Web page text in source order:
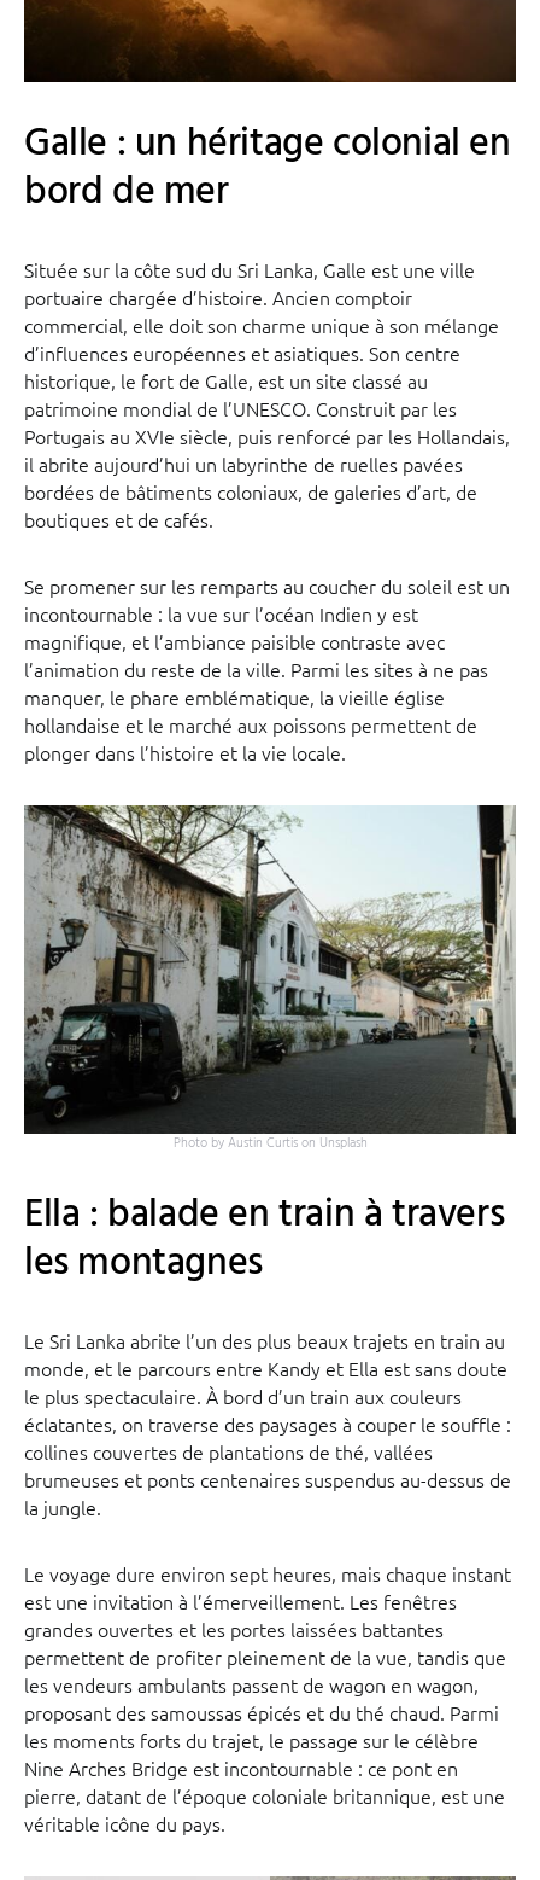
Galle : un héritage colonial en
bord de mer
Située sur la côte sud du Sri Lanka, Galle est une ville
portuaire chargée d’histoire. Ancien comptoir
commercial, elle doit son charme unique à son mélange
d’influences européennes et asiatiques. Son centre
historique, le fort de Galle, est un site classé au
patrimoine mondial de l’UNESCO. Construit par les
Portugais au XVIe siècle, puis renforcé par les Hollandais,
il abrite aujourd’hui un labyrinthe de ruelles pavées
bordées de bâtiments coloniaux, de galeries d’art, de
boutiques et de cafés.
Se promener sur les remparts au coucher du soleil est un
incontournable : la vue sur l’océan Indien y est
magnifique, et l’ambiance paisible contraste avec
l’animation du reste de la ville. Parmi les sites à ne pas
manquer, le phare emblématique, la vieille église
hollandaise et le marché aux poissons permettent de
plonger dans l’histoire et la vie locale.
Photo by Austin Curtis on Unsplash
Ella : balade en train à travers
les montagnes
Le Sri Lanka abrite l’un des plus beaux trajets en train au
monde, et le parcours entre Kandy et Ella est sans doute
le plus spectaculaire. À bord d’un train aux couleurs
éclatantes, on traverse des paysages à couper le souffle :
collines couvertes de plantations de thé, vallées
brumeuses et ponts centenaires suspendus au-dessus de
la jungle.
Le voyage dure environ sept heures, mais chaque instant
est une invitation à l’émerveillement. Les fenêtres
grandes ouvertes et les portes laissées battantes
permettent de profiter pleinement de la vue, tandis que
les vendeurs ambulants passent de wagon en wagon,
proposant des samoussas épicés et du thé chaud. Parmi
les moments forts du trajet, le passage sur le célèbre
Nine Arches Bridge est incontournable : ce pont en
pierre, datant de l’époque coloniale britannique, est une
véritable icône du pays.